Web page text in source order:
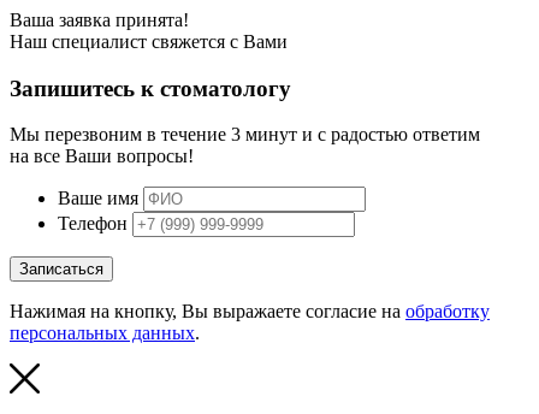
Ваша заявка принята!
Наш специалист свяжется с Вами
Запишитесь к стоматологу
Мы перезвоним в течение 3 минут и с радостью ответим
на все Ваши вопросы!
Ваше имя
Телефон
Записаться
Нажимая на кнопку, Вы выражаете согласие на обработку
персональных данных.